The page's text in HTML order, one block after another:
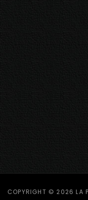
COPYRIGHT © 2026 LA